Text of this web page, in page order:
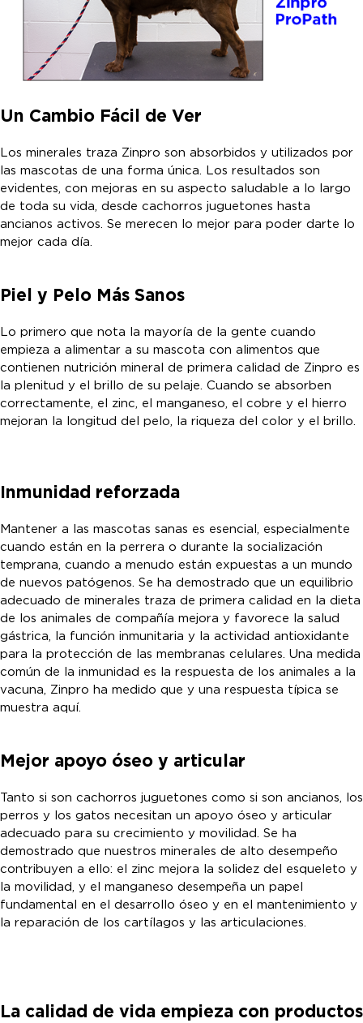
Un Cambio Fácil de Ver
Los minerales traza Zinpro son absorbidos y utilizados por
las mascotas de una forma única. Los resultados son
evidentes, con mejoras en su aspecto saludable a lo largo
de toda su vida, desde cachorros juguetones hasta
ancianos activos. Se merecen lo mejor para poder darte lo
mejor cada día.
Piel y Pelo Más Sanos
Lo primero que nota la mayoría de la gente cuando
empieza a alimentar a su mascota con alimentos que
contienen nutrición mineral de primera calidad de Zinpro es
la plenitud y el brillo de su pelaje. Cuando se absorben
correctamente, el zinc, el manganeso, el cobre y el hierro
mejoran la longitud del pelo, la riqueza del color y el brillo.
Inmunidad reforzada
Mantener a las mascotas sanas es esencial, especialmente
cuando están en la perrera o durante la socialización
temprana, cuando a menudo están expuestas a un mundo
de nuevos patógenos. Se ha demostrado que un equilibrio
adecuado de minerales traza de primera calidad en la dieta
de los animales de compañía mejora y favorece la salud
gástrica, la función inmunitaria y la actividad antioxidante
para la protección de las membranas celulares. Una medida
común de la inmunidad es la respuesta de los animales a la
vacuna, Zinpro ha medido que y una respuesta típica se
muestra aquí.
Mejor apoyo óseo y articular
Tanto si son cachorros juguetones como si son ancianos, los
perros y los gatos necesitan un apoyo óseo y articular
adecuado para su crecimiento y movilidad. Se ha
demostrado que nuestros minerales de alto desempeño
contribuyen a ello: el zinc mejora la solidez del esqueleto y
la movilidad, y el manganeso desempeña un papel
fundamental en el desarrollo óseo y en el mantenimiento y
la reparación de los cartílagos y las articulaciones.
La calidad de vida empieza con productos